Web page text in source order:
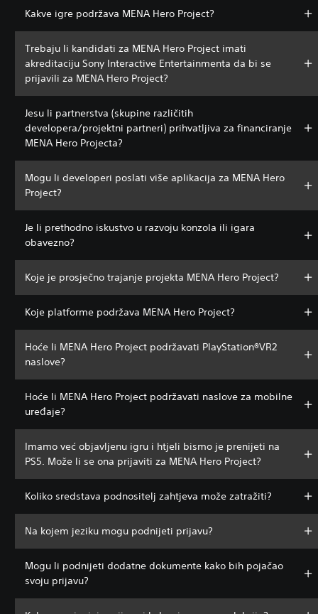
Kakve igre podržava MENA Hero Project?
Trebaju li kandidati za MENA Hero Project imati
akreditaciju Sony Interactive Entertainmenta da bi se
prijavili za MENA Hero Project?
Jesu li partnerstva (skupine različitih
developera/projektni partneri) prihvatljiva za financiranje
MENA Hero Projecta?
Mogu li developeri poslati više aplikacija za MENA Hero
Project?
Je li prethodno iskustvo u razvoju konzola ili igara
obavezno?
Koje je prosječno trajanje projekta MENA Hero Project?
Koje platforme podržava MENA Hero Project?
Hoće li MENA Hero Project podržavati PlayStation®VR2
naslove?
Hoće li MENA Hero Project podržavati naslove za mobilne
uređaje?
Imamo već objavljenu igru ​​i htjeli bismo je prenijeti na
PS5. Može li se ona prijaviti za MENA Hero Project?
Koliko sredstava podnositelj zahtjeva može zatražiti?
Na kojem jeziku mogu podnijeti prijavu?
Mogu li podnijeti dodatne dokumente kako bih pojačao
svoju prijavu?